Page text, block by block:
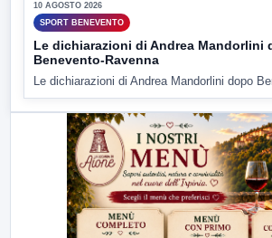
10 AGOSTO 2026
SPORT BENEVENTO
Le dichiarazioni di Andrea Mandorlini
Benevento-Ravenna
Le dichiarazioni di Andrea Mandorlini dopo